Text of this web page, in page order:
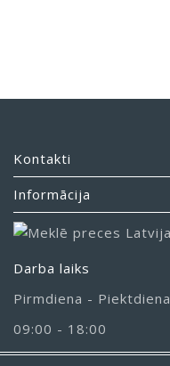
Kontakti
Informācija
Darba laiks
Pirmdiena - Piektdiena
09:00 - 18:00